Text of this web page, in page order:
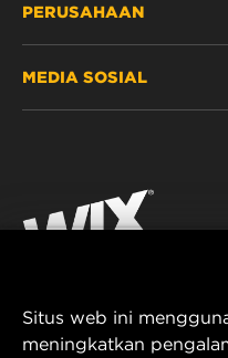
MOBIL PENUMPANG
PRODUK UNTUK
PERUSAHAAN
KONTAK
PRIVASI DATA
MEDIA SOSIAL
Instagram
PT MANN AND
Situs web ini
meningkatkan